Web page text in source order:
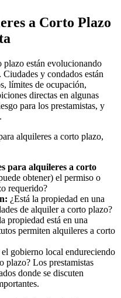
a Corto Plazo
plazo están evolucionando
y condados están
límites de ocupación,
directas en algunas
para los prestamistas, y
alquileres a corto plazo,
para alquileres a corto
obtener) el permiso o
requerido?
¿Está la propiedad en una
de alquiler a corto plazo?
propiedad está en una
permiten alquileres a corto
el gobierno local endureciendo
plazo? Los prestamistas
donde se discuten